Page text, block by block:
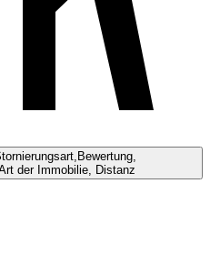
der Immobilie, Distanz